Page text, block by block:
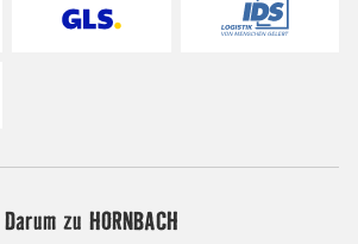
Darum zu HORNBACH